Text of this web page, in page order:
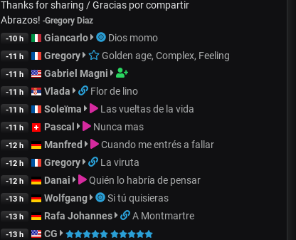
Thanks for sharing / Gracias por compartir
Abrazos! -Gregory Diaz
-10 h Giancarlo Dios momo
-11 h Gregory Golden age, Complex, Feeling
-11 h Gabriel Magni
-11 h Vlada Flor de lino
-11 h Soleïma Las vueltas de la vida
-11 h Pascal Nunca mas
-12 h Manfred Cuando me entrés a fallar
-12 h Gregory La viruta
-12 h Danai Quién lo habría de pensar
-13 h Wolfgang Si tú quisieras
-13 h Rafa Johannes A Montmartre
-13 h CG